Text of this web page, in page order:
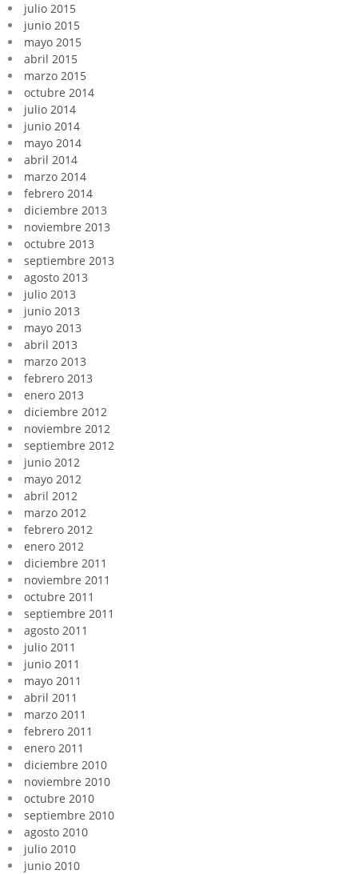
julio 2015
junio 2015
mayo 2015
abril 2015
marzo 2015
octubre 2014
julio 2014
junio 2014
mayo 2014
abril 2014
marzo 2014
febrero 2014
diciembre 2013
noviembre 2013
octubre 2013
septiembre 2013
agosto 2013
julio 2013
junio 2013
mayo 2013
abril 2013
marzo 2013
febrero 2013
enero 2013
diciembre 2012
noviembre 2012
septiembre 2012
junio 2012
mayo 2012
abril 2012
marzo 2012
febrero 2012
enero 2012
diciembre 2011
noviembre 2011
octubre 2011
septiembre 2011
agosto 2011
julio 2011
junio 2011
mayo 2011
abril 2011
marzo 2011
febrero 2011
enero 2011
diciembre 2010
noviembre 2010
octubre 2010
septiembre 2010
agosto 2010
julio 2010
junio 2010